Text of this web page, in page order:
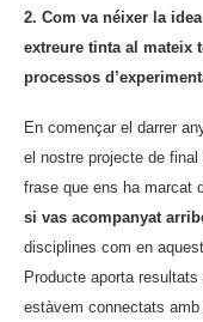
2. Com va néixer la
extreure tinta al mateix
processos
En començar el darrer
el nostre projecte de
frase que ens ha marcat
si vas acompanyat
disciplines com en
Producte aporta
estàvem connectats amb